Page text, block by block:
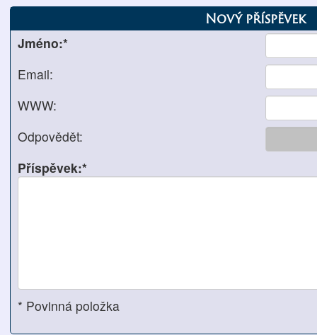
Nový příspěvek
Jméno:*
Email:
WWW:
Odpovědět:
Příspěvek:*
* Povinná položka